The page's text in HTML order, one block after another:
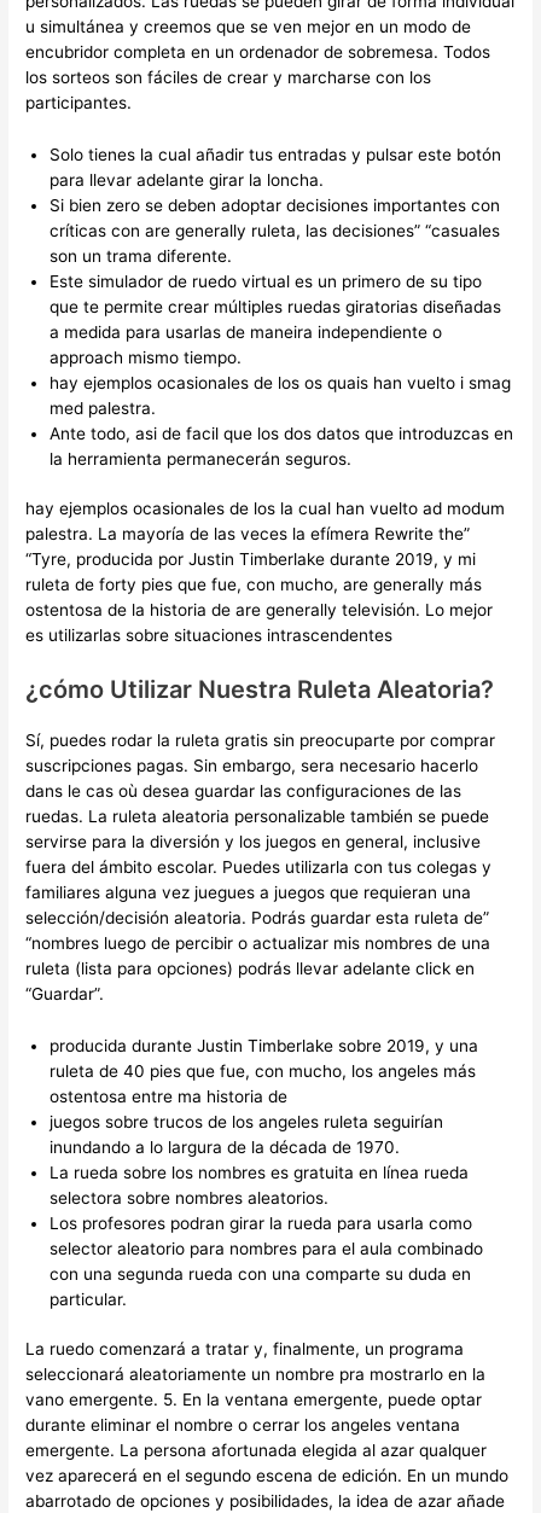
u simultánea y creemos que se ven mejor en un modo de
encubridor completa en un ordenador de sobremesa. Todos
los sorteos son fáciles de crear y marcharse con los
participantes.
Solo tienes la cual añadir tus entradas y pulsar este botón
para llevar adelante girar la loncha.
Si bien zero se deben adoptar decisiones importantes con
críticas con are generally ruleta, las decisiones” “casuales
son un trama diferente.
Este simulador de ruedo virtual es un primero de su tipo
que te permite crear múltiples ruedas giratorias diseñadas
a medida para usarlas de maneira independiente o
approach mismo tiempo.
hay ejemplos ocasionales de los os quais han vuelto i smag
med palestra.
Ante todo, asi de facil que los dos datos que introduzcas en
la herramienta permanecerán seguros.
hay ejemplos ocasionales de los la cual han vuelto ad modum
palestra. La mayoría de las veces la efímera Rewrite the”
“Tyre, producida por Justin Timberlake durante 2019, y mi
ruleta de forty pies que fue, con mucho, are generally más
ostentosa de la historia de are generally televisión. Lo mejor
es utilizarlas sobre situaciones intrascendentes
¿cómo Utilizar Nuestra Ruleta Aleatoria?
Sí, puedes rodar la ruleta gratis sin preocuparte por comprar
suscripciones pagas. Sin embargo, sera necesario hacerlo
dans le cas où desea guardar las configuraciones de las
ruedas. La ruleta aleatoria personalizable también se puede
servirse para la diversión y los juegos en general, inclusive
fuera del ámbito escolar. Puedes utilizarla con tus colegas y
familiares alguna vez juegues a juegos que requieran una
selección/decisión aleatoria. Podrás guardar esta ruleta de”
“nombres luego de percibir o actualizar mis nombres de una
ruleta (lista para opciones) podrás llevar adelante click en
“Guardar”.
producida durante Justin Timberlake sobre 2019, y una
ruleta de 40 pies que fue, con mucho, los angeles más
ostentosa entre ma historia de
juegos sobre trucos de los angeles ruleta seguirían
inundando a lo largura de la década de 1970.
La rueda sobre los nombres es gratuita en línea rueda
selectora sobre nombres aleatorios.
Los profesores podran girar la rueda para usarla como
selector aleatorio para nombres para el aula combinado
con una segunda rueda con una comparte su duda en
particular.
La ruedo comenzará a tratar y, finalmente, un programa
seleccionará aleatoriamente un nombre pra mostrarlo en la
vano emergente. 5. En la ventana emergente, puede optar
durante eliminar el nombre o cerrar los angeles ventana
emergente. La persona afortunada elegida al azar qualquer
vez aparecerá en el segundo escena de edición. En un mundo
abarrotado de opciones y posibilidades, la idea de azar añade